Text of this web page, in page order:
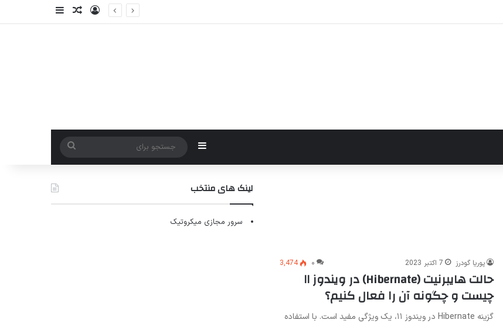
ورودنوشته تصادفی
سایدبار
سایدبار
جستجو
برای
پوریا گودرز 7 اکتبر 2023 ۰ 3,474
حالت هایبرنیت (Hibernate) در ویندوز ۱۱
چیست و چگونه آن را فعال کنیم؟
گزینه Hibernate در ویندوز ۱۱، یک ویژگی مفید است. با استفاده
لینک های منتخب
سرور مجازی میکروتیک